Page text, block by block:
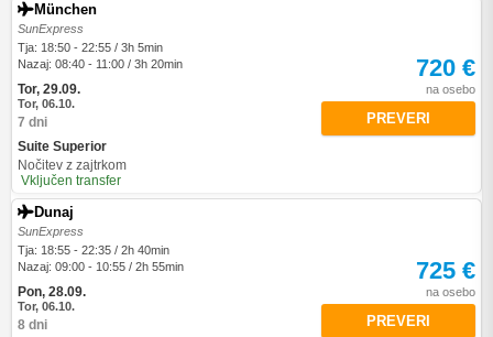
München
SunExpress
Tja: 18:50 - 22:55 / 3h 5min
Nazaj: 08:40 - 11:00 / 3h 20min
Tor, 29.09.
Tor, 06.10.
7 dni
Suite Superior
Nočitev z zajtrkom
Vključen transfer
720 €
na osebo
PREVERI
Dunaj
SunExpress
Tja: 18:55 - 22:35 / 2h 40min
Nazaj: 09:00 - 10:55 / 2h 55min
Pon, 28.09.
Tor, 06.10.
8 dni
725 €
na osebo
PREVERI